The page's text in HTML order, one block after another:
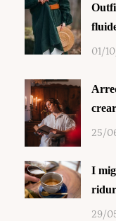
01/
25/
I
29/